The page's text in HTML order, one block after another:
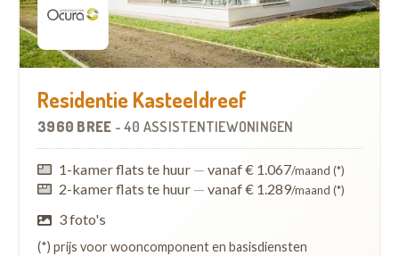
Residentie Kasteeldreef
3960 BREE - 40 ASSISTENTIEWONINGEN
1-kamer flats te huur — vanaf € 1.067/maand (*)
2-kamer flats te huur — vanaf € 1.289/maand (*)
3 foto's
(*) prijs voor wooncomponent en basisdiensten